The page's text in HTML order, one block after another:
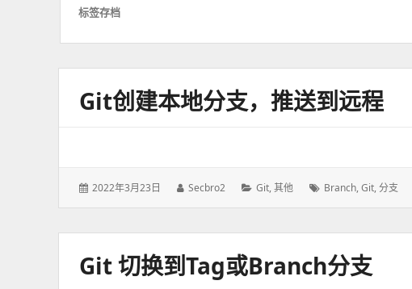
标签存档
Git创建本地分支，推送到远程
发
2022年3月23日
作
Secbro2
分
Git,其他
标
Branch,Git,分支
Git 切换到tag或branch分支